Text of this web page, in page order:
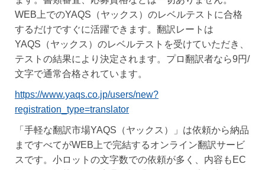
WEB上でのYAQS（ヤックス）のレベルテストに合格
するだけですぐに活躍できます。翻訳レートは
YAQS（ヤックス）のレベルテストを受けていただき、
テストの結果により決定されます。プロ翻訳者なら9円/
文字で通常合格されています。
https://www.yaqs.co.jp/users/new?
registration_type=translator
「手軽な翻訳市場YAQS（ヤックス）」は依頼から納品
まですべてがWEB上で完結するオンライン翻訳サービ
スです。小ロットの文字数での依頼が多く、内容もEC